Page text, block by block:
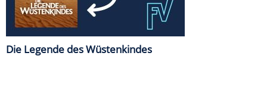
Die Legende des Wüstenkindes